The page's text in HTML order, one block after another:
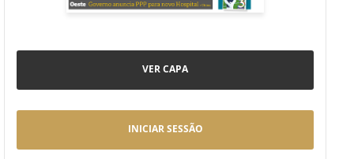
VER CAPA
INICIAR SESSÃO